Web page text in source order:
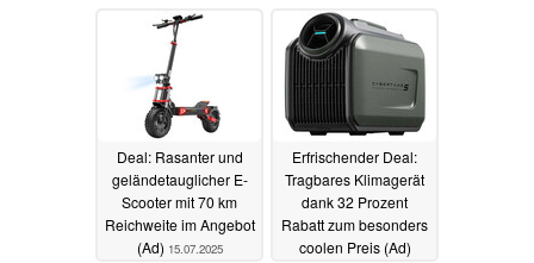
Deal: Rasanter und
geländetauglicher E-
Scooter mit 70 km
Reichweite im Angebot
(Ad) 15.07.2025
Erfrischender Deal:
Tragbares Klimagerät
dank 32 Prozent
Rabatt zum besonders
coolen Preis (Ad)